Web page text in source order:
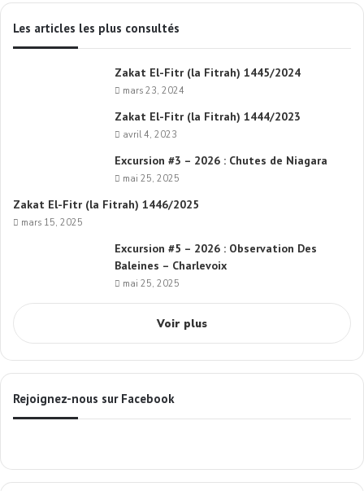
Les articles les plus consultés
Zakat El-Fitr (la Fitrah) 1445/2024
mars 23, 2024
Zakat El-Fitr (la Fitrah) 1444/2023
avril 4, 2023
Excursion #3 – 2026 : Chutes de Niagara
mai 25, 2025
Zakat El-Fitr (la Fitrah) 1446/2025
mars 15, 2025
Excursion #5 – 2026 : Observation Des
Baleines – Charlevoix
mai 25, 2025
Voir plus
Rejoignez-nous sur Facebook